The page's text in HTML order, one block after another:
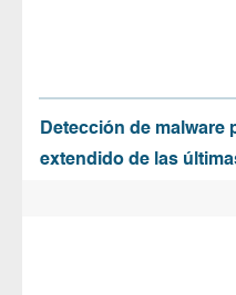
Detección de malware
extendido de las